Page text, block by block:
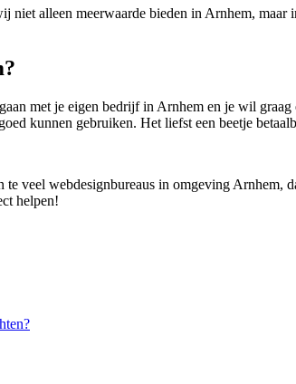
niet alleen meerwaarde bieden in Arnhem,
met je eigen bedrijf in Arnhem en je wil
kunnen gebruiken. Het liefst een beetje
te veel webdesignbureaus in omgeving Arnhem,
helpen!